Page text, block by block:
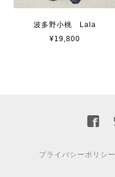
波多野小桃 Lala
¥19,800
プライバシーポリシー